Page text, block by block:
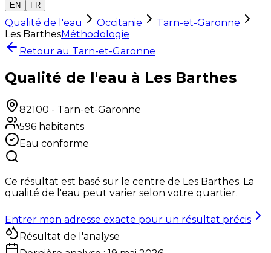
EN
FR
Qualité de l'eau Occitanie
Tarn-et-Garonne
Les BarthesMéthodologie
Retour au Tarn-et-Garonne
Qualité de l'eau à Les Barthes
82100 - Tarn-et-Garonne
596 habitants
Eau conforme
Ce résultat est basé sur le centre de Les Barthes. La
qualité de l'eau peut varier selon votre quartier.
Entrer mon adresse exacte pour un résultat précis
Résultat de l'analyse